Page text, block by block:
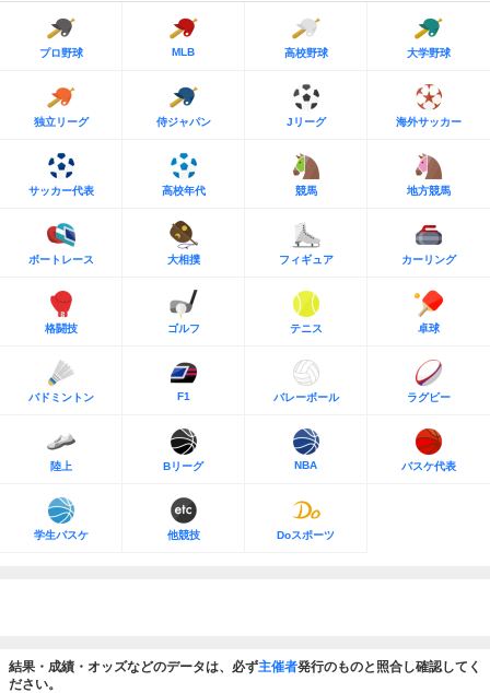
プロ野球 MLB 高校野球 大学野球
独立リーグ 侍ジャパン Jリーグ 海外サッカー
サッカー代表 高校年代 競馬 地方競馬
ボートレース 大相撲 フィギュア カーリング
格闘技 ゴルフ テニス 卓球
バドミントン F1 バレーボール ラグビー
陸上 Bリーグ NBA バスケ代表
学生バスケ 他競技 Doスポーツ
結果・成績・オッズなどのデータは、必ず主催者発行のものと照合し確認してく
ださい。